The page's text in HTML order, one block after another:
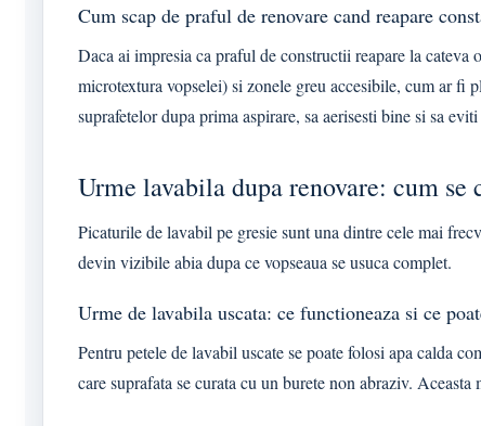
Cum scap de praful de renovare cand reapare
Daca ai impresia ca praful de constructii reapare la
microtextura vopselei) si zonele greu accesibile, cum ar fi
suprafetelor dupa prima aspirare, sa aerisesti bine si sa
Urme lavabila dupa renovare: cum se
Picaturile de lavabil pe gresie sunt una dintre cele mai
devin vizibile abia dupa ce vopseaua se usuca complet.
Urme de lavabila uscata: ce functioneaza si ce
Pentru petele de lavabil uscate se poate folosi apa calda
care suprafata se curata cu un burete non abraziv.